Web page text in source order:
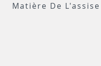
Matière De L'assise